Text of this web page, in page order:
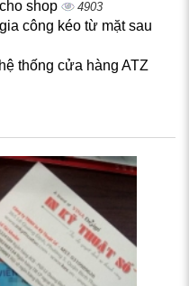
shop 4903
công kéo từ mặt sau
thống cửa hàng ATZ